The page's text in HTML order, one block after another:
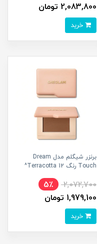
2,083,800 تومان
برنزر شیگلم مدل Dream
Touch رنگ 12 Terracotta^
2,072,700
5٪
1,979,100 تومان